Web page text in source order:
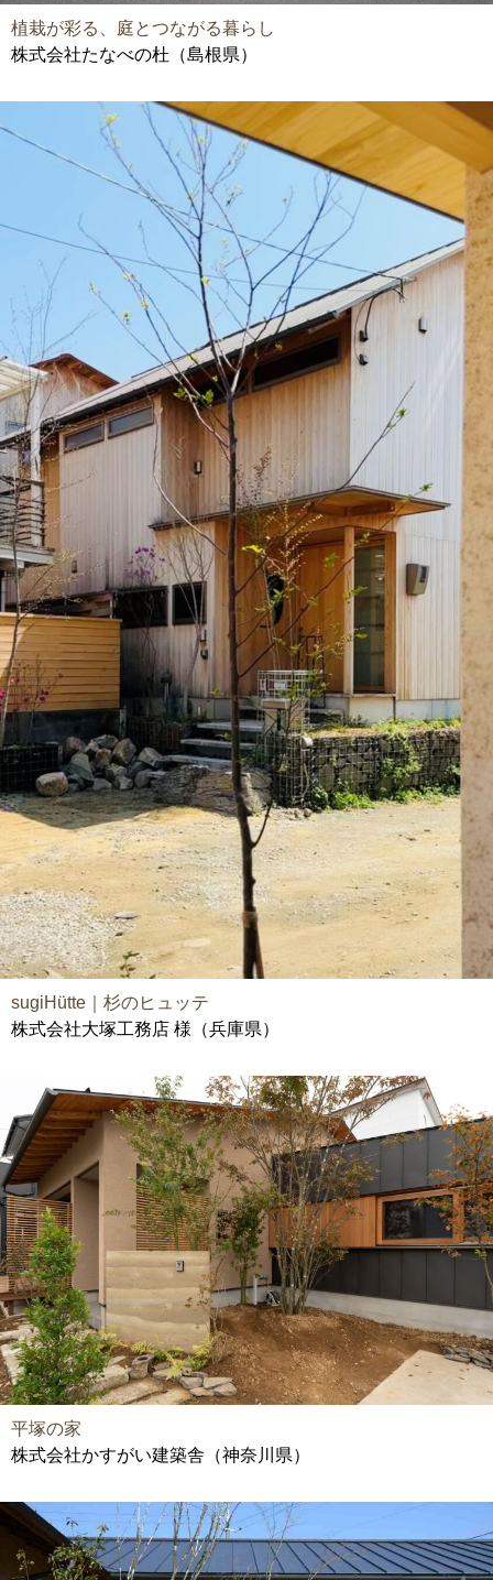
植栽が彩る、庭とつながる暮らし
株式会社たなべの杜（島根県）
sugiHütte｜杉のヒュッテ
株式会社大塚工務店 様（兵庫県）
平塚の家
株式会社かすがい建築舎（神奈川県）